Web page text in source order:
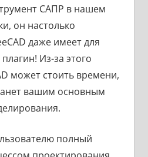
САПР в нашем
он настолько
даже имеет для
Из-за этого
может стоить времени,
вашим основным
полный